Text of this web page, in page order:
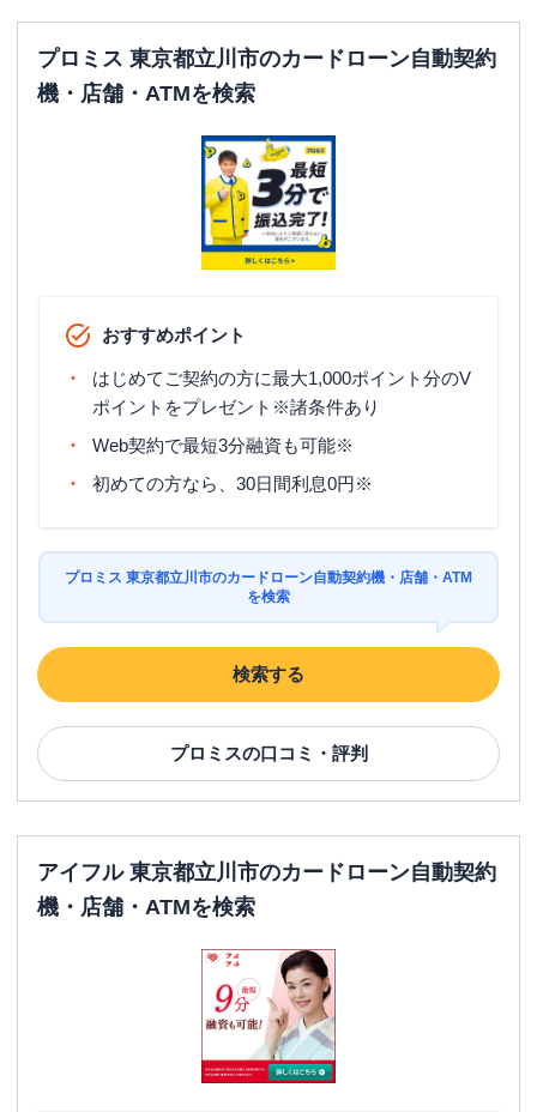
プロミス 東京都立川市のカードローン自動契約
機・店舗・ATMを検索
おすすめポイント
はじめてご契約の方に最大1,000ポイント分のV
ポイントをプレゼント※諸条件あり
Web契約で最短3分融資も可能※
初めての方なら、30日間利息0円※
プロミス 東京都立川市のカードローン自動契約機・店舗・ATM
を検索
検索する
プロミスの口コミ・評判
アイフル 東京都立川市のカードローン自動契約
機・店舗・ATMを検索